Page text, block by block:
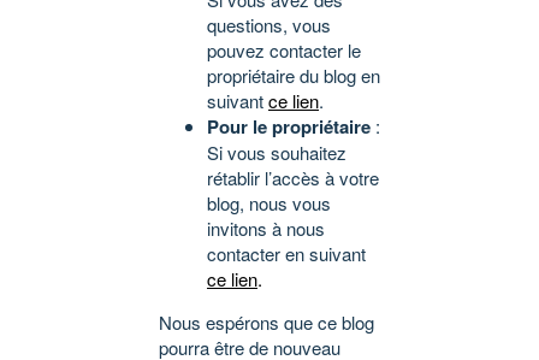
questions, vous
pouvez contacter le
propriétaire du blog en
suivantce lien.
Pour le propriétaire :
Si vous souhaitez
rétablir l’accès à votre
blog, nous vous
invitons à nous
contacter en suivant
ce lien.
Nous espérons que ce blog
pourra être de nouveau